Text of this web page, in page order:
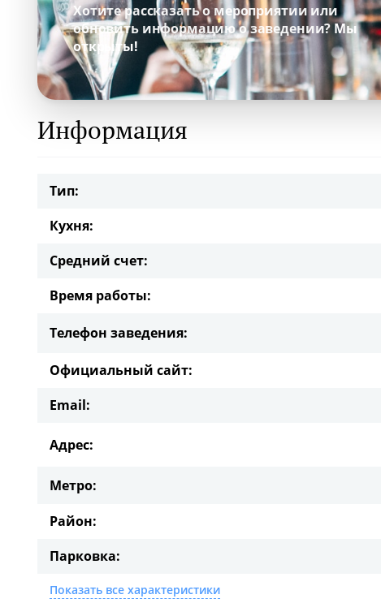
Хотите рассказать о мероприятии или
обновить информацию о заведении?Мы
открыты!
Информация
Тип:
Кухня:
Средний счет:
Время работы:
Телефон заведения:
Официальный сайт:
Email:
Адрес:
Метро:
Район:
Парковка:
Показать все характеристики